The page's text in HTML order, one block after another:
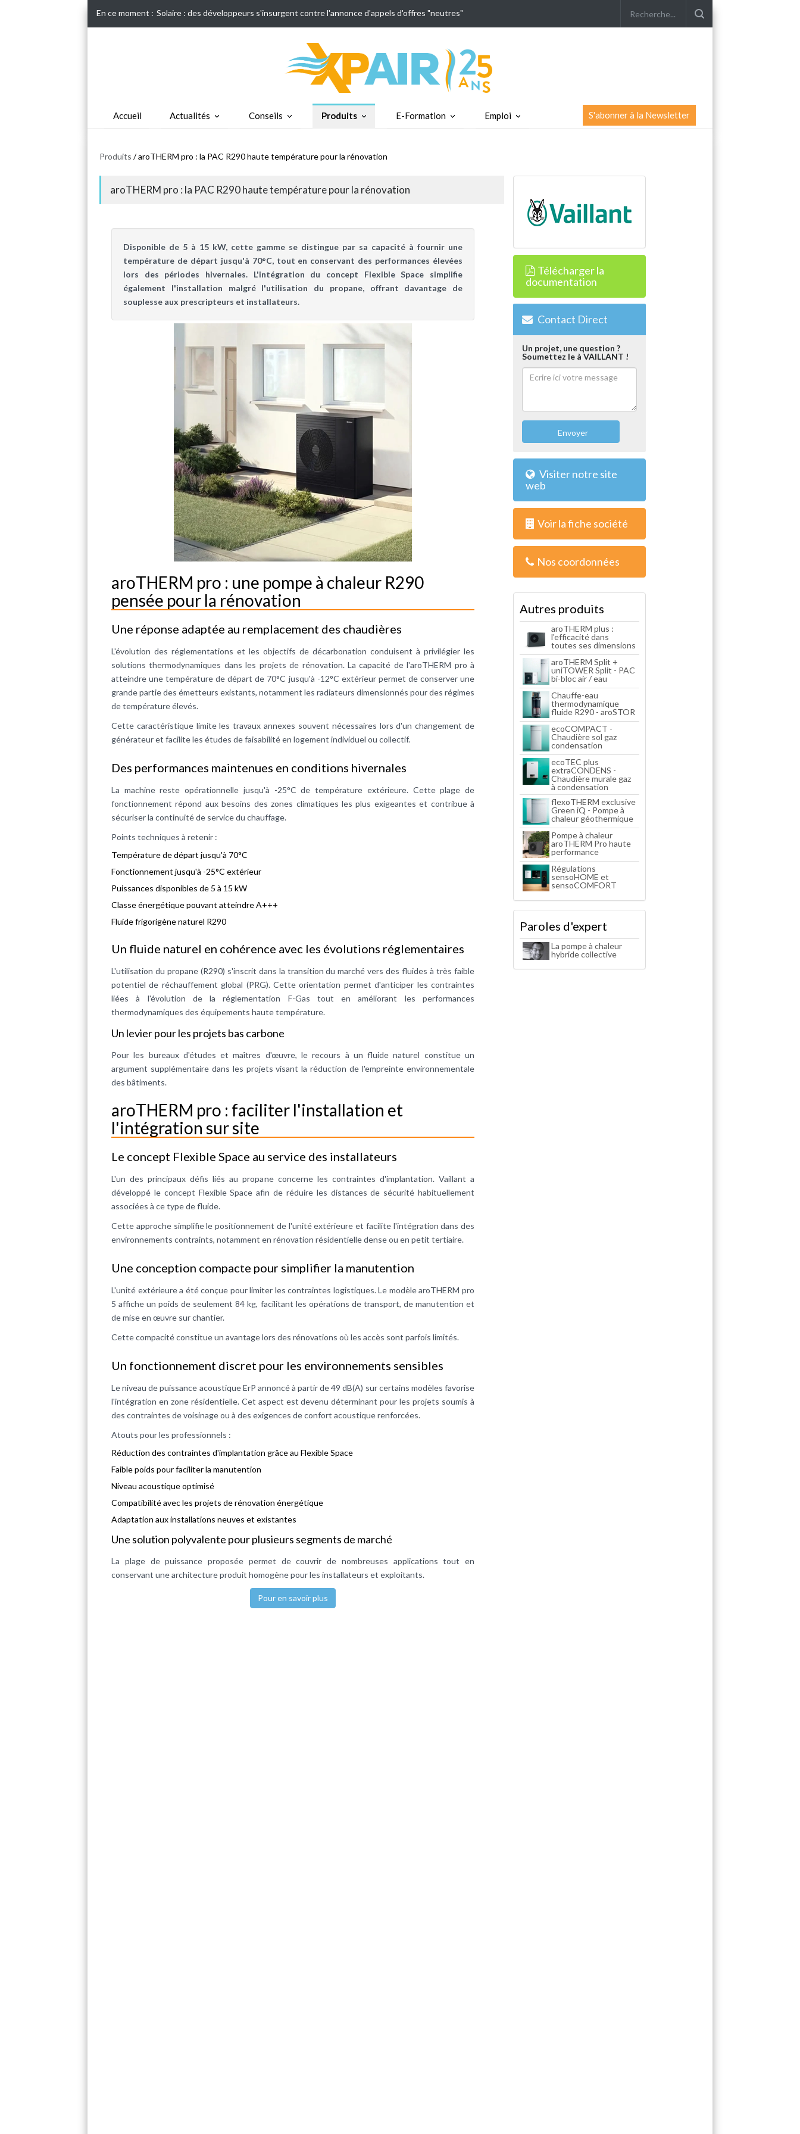
En ce moment : Solaire : des développeurs s'insurgent contre l'annonce d'appels d'offres "neutres"
Accueil Actualités Conseils Produits E-Formation Emploi S'abonner à la Newsletter
Produits / aroTHERM pro : la PAC R290 haute température pour la rénovation
aroTHERM pro : la PAC R290 haute température pour la rénovation
Disponible de 5 à 15 kW, cette gamme se distingue par sa capacité à fournir une
température de départ jusqu'à 70°C, tout en conservant des performances élevées
lors des périodes hivernales. L'intégration du concept Flexible Space simplifie
également l'installation malgré l'utilisation du propane, offrant davantage de
souplesse aux prescripteurs et installateurs.
aroTHERM pro : une pompe à chaleur R290
pensée pour la rénovation
Une réponse adaptée au remplacement des chaudières
L'évolution des réglementations et les objectifs de décarbonation conduisent à privilégier les
solutions thermodynamiques dans les projets de rénovation. La capacité de l'aroTHERM pro à
atteindre une température de départ de 70°C jusqu'à -12°C extérieur permet de conserver une
grande partie des émetteurs existants, notamment les radiateurs dimensionnés pour des régimes
de température élevés.
Cette caractéristique limite les travaux annexes souvent nécessaires lors d'un changement de
générateur et facilite les études de faisabilité en logement individuel ou collectif.
Des performances maintenues en conditions hivernales
La machine reste opérationnelle jusqu'à -25°C de température extérieure. Cette plage de
fonctionnement répond aux besoins des zones climatiques les plus exigeantes et contribue à
sécuriser la continuité de service du chauffage.
Points techniques à retenir :
Température de départ jusqu'à 70°C
Fonctionnement jusqu'à -25°C extérieur
Puissances disponibles de 5 à 15 kW
Classe énergétique pouvant atteindre A+++
Fluide frigorigène naturel R290
Un fluide naturel en cohérence avec les évolutions réglementaires
L'utilisation du propane (R290) s'inscrit dans la transition du marché vers des fluides à très faible
potentiel de réchauffement global (PRG). Cette orientation permet d'anticiper les contraintes
liées à l'évolution de la réglementation F-Gas tout en améliorant les performances
thermodynamiques des équipements haute température.
Un levier pour les projets bas carbone
Pour les bureaux d'études et maîtres d'œuvre, le recours à un fluide naturel constitue un
argument supplémentaire dans les projets visant la réduction de l'empreinte environnementale
des bâtiments.
aroTHERM pro : faciliter l'installation et
l'intégration sur site
Le concept Flexible Space au service des installateurs
L'un des principaux défis liés au propane concerne les contraintes d'implantation. Vaillant a
développé le concept Flexible Space afin de réduire les distances de sécurité habituellement
associées à ce type de fluide.
Cette approche simplifie le positionnement de l'unité extérieure et facilite l'intégration dans des
environnements contraints, notamment en rénovation résidentielle dense ou en petit tertiaire.
Une conception compacte pour simplifier la manutention
L'unité extérieure a été conçue pour limiter les contraintes logistiques. Le modèle aroTHERM pro
5 affiche un poids de seulement 84 kg, facilitant les opérations de transport, de manutention et
de mise en œuvre sur chantier.
Cette compacité constitue un avantage lors des rénovations où les accès sont parfois limités.
Un fonctionnement discret pour les environnements sensibles
Le niveau de puissance acoustique ErP annoncé à partir de 49 dB(A) sur certains modèles favorise
l'intégration en zone résidentielle. Cet aspect est devenu déterminant pour les projets soumis à
des contraintes de voisinage ou à des exigences de confort acoustique renforcées.
Atouts pour les professionnels :
Réduction des contraintes d'implantation grâce au Flexible Space
Faible poids pour faciliter la manutention
Niveau acoustique optimisé
Compatibilité avec les projets de rénovation énergétique
Adaptation aux installations neuves et existantes
Une solution polyvalente pour plusieurs segments de marché
La plage de puissance proposée permet de couvrir de nombreuses applications tout en
conservant une architecture produit homogène pour les installateurs et exploitants.
Pour en savoir plus
Télécharger la
documentation
Contact Direct
Un projet, une question ?
Soumettez le à VAILLANT !
Envoyer
Visiter notre site
web
Voir la fiche société
Nos coordonnées
Autres produits
aroTHERM plus :
l'efficacité dans
toutes ses dimensions
aroTHERM Split +
uniTOWER Split - PAC
bi-bloc air / eau
Chauffe-eau
thermodynamique
fluide R290 - aroSTOR
ecoCOMPACT -
Chaudière sol gaz
condensation
ecoTEC plus
extraCONDENS -
Chaudière murale gaz
à condensation
flexoTHERM exclusive
Green iQ - Pompe à
chaleur géothermique
Pompe à chaleur
aroTHERM Pro haute
performance
Régulations
sensoHOME et
sensoCOMFORT
Paroles d'expert
La pompe à chaleur
hybride collective